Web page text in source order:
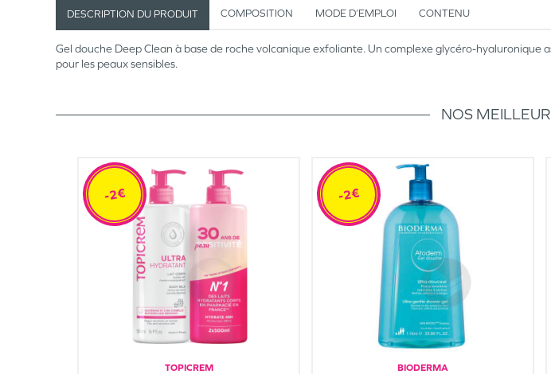
DESCRIPTION DU PRODUIT COMPOSITION MODE D’EMPLOI CONTENU
Gel douche Deep Clean à base de roche volcanique exfoliante. Un complexe glycéro-
pour les peaux sensibles.
NOS
TOPICREM
-2€
BIODERMA
-2€